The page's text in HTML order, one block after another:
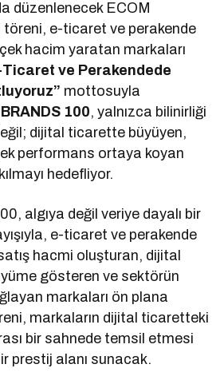
düzenlenecek ECOM
töreni, e-ticaret ve perakende
hacim yaratan markaları
Ticaret ve Perakendede
mottosuyla
100, yalnızca bilinirliği
dijital ticarette büyüyen,
performans ortaya koyan
hedefliyor.
algıya değil veriye dayalı bir
e-ticaret ve perakende
hacmi oluşturan, dijital
gösteren ve sektörün
markaları ön plana
markaların dijital ticaretteki
bir sahnede temsil etmesi
prestij alanı sunacak.